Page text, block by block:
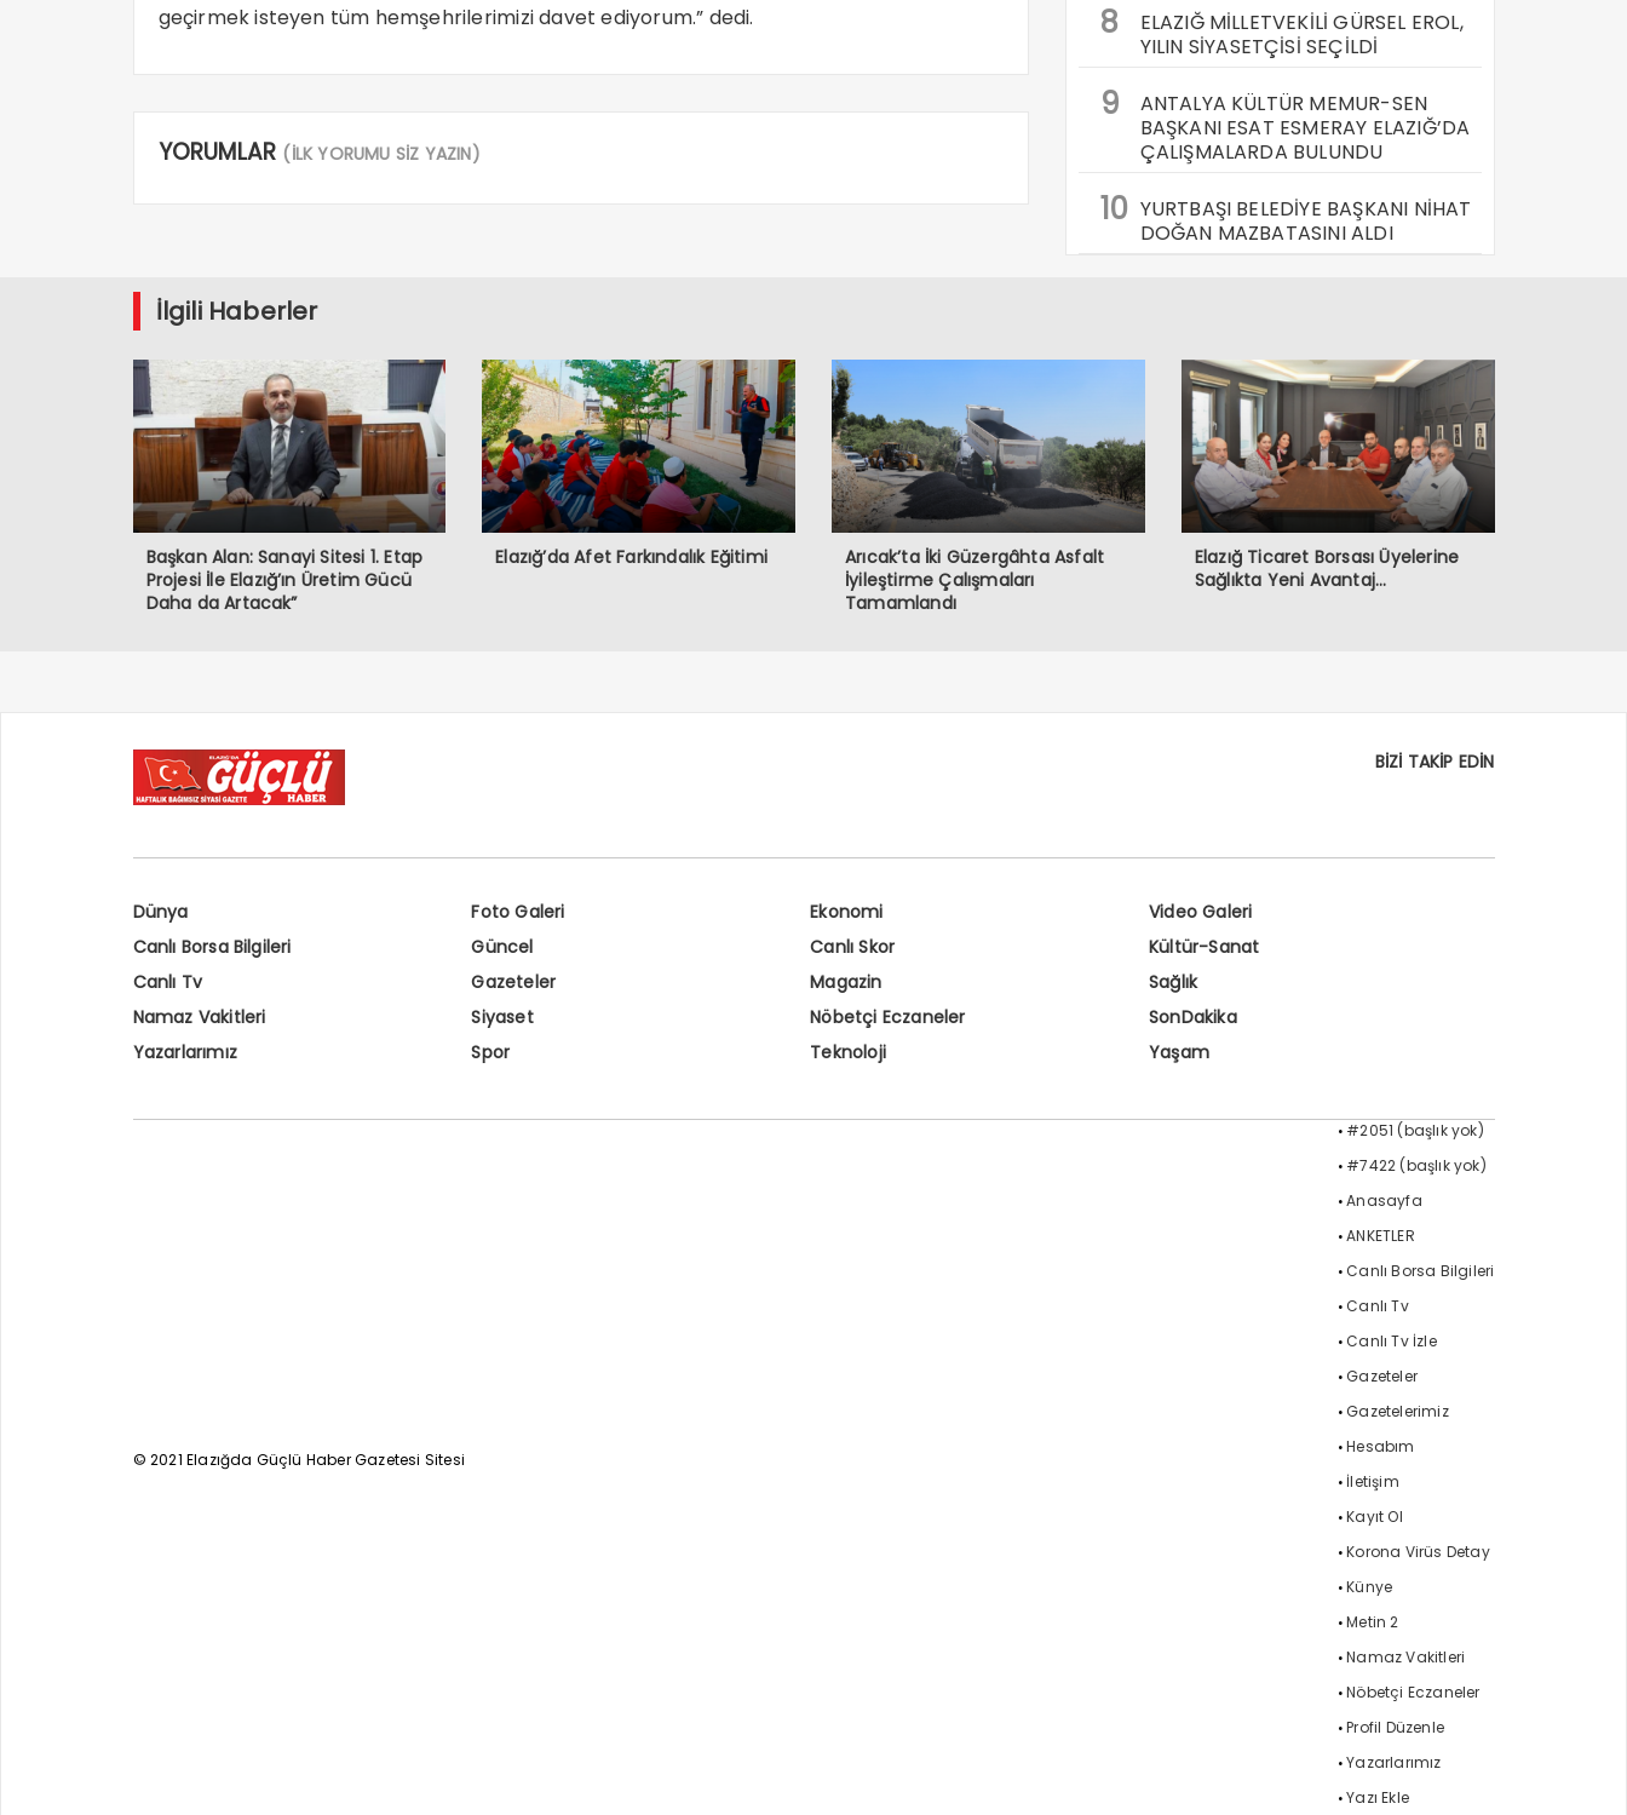
geçirmek isteyen tüm hemşehrilerimizi davet ediyorum.” dedi.
YORUMLAR (İLK YORUMU SİZ YAZIN)
8
ELAZIĞ MİLLETVEKİLİ GÜRSEL EROL,
YILIN SİYASETÇİSİ SEÇİLDİ
9
ANTALYA KÜLTÜR MEMUR-SEN
BAŞKANI ESAT ESMERAY ELAZIĞ’DA
ÇALIŞMALARDA BULUNDU
10 YURTBAŞI BELEDİYE BAŞKANI NİHAT
DOĞAN MAZBATASINI ALDI
İlgili Haberler
Başkan Alan: Sanayi Sitesi 1. Etap
Projesi İle Elazığ’ın Üretim Gücü
Daha da Artacak”
Elazığ’da Afet Farkındalık Eğitimi
Arıcak’ta İki Güzergâhta Asfalt
İyileştirme Çalışmaları
Tamamlandı
Elazığ Ticaret Borsası Üyelerine
Sağlıkta Yeni Avantaj…
BİZİ TAKİP EDİN
Dünya Foto Galeri Ekonomi
Video Galeri
Canlı Borsa Bilgileri
Güncel Canlı Skor
Kültür-Sanat
Canlı Tv
Gazeteler Magazin
Sağlık
Namaz Vakitleri
Siyaset Nöbetçi Eczaneler
SonDakika
Yazarlarımız
Spor Teknoloji Yaşam
© 2021 Elazığda Güçlü Haber Gazetesi Sitesi
#2051 (başlık yok)
#7422 (başlık yok)
Anasayfa
ANKETLER
Canlı Borsa Bilgileri
Canlı Tv
Canlı Tv İzle
Gazeteler
Gazetelerimiz
Hesabım
İletişim
Kayıt Ol
Korona Virüs Detay
Künye
Metin 2
Namaz Vakitleri
Nöbetçi Eczaneler
Profil Düzenle
Yazarlarımız
Yazı Ekle